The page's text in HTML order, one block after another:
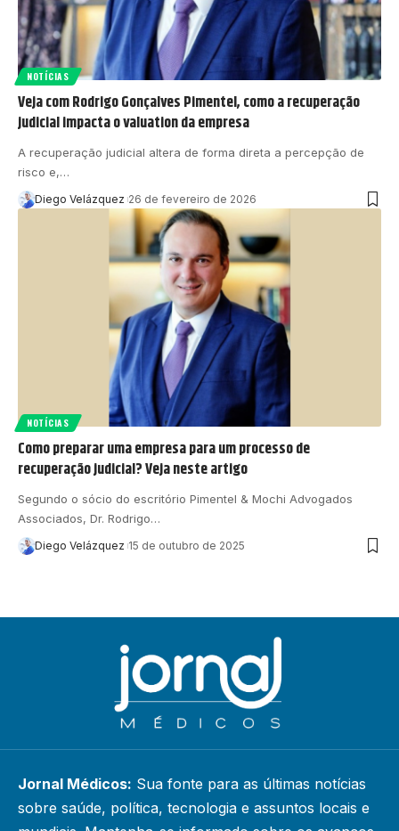
NOTÍCIAS
Veja com Rodrigo Gonçalves Pimentel, como a recuperação
judicial impacta o valuation da empresa
A recuperação judicial altera de forma direta a percepção de
risco e,…
Diego Velázquez 26 de fevereiro de 2026
NOTÍCIAS
Como preparar uma empresa para um processo de
recuperação judicial? Veja neste artigo
Segundo o sócio do escritório Pimentel & Mochi Advogados
Associados, Dr. Rodrigo…
Diego Velázquez 15 de outubro de 2025
Jornal Médicos: Sua fonte para as últimas notícias
sobre saúde, política, tecnologia e assuntos locais e